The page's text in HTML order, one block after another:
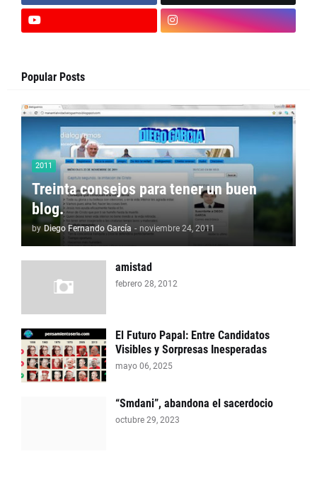
Popular Posts
2011
Treinta consejos para tener un buen
blog.
by Diego Fernando García - noviembre 24, 2011
amistad
febrero 28, 2012
El Futuro Papal: Entre Candidatos
Visibles y Sorpresas Inesperadas
mayo 06, 2025
“Smdani”, abandona el sacerdocio
octubre 29, 2023